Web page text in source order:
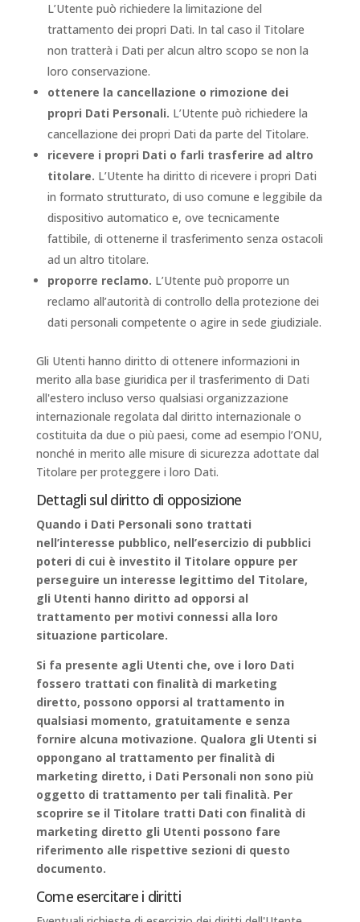
L’Utente può richiedere la limitazione del
trattamento dei propri Dati. In tal caso il Titolare
non tratterà i Dati per alcun altro scopo se non la
loro conservazione.
ottenere la cancellazione o rimozione dei
propri Dati Personali. L’Utente può richiedere la
cancellazione dei propri Dati da parte del Titolare.
ricevere i propri Dati o farli trasferire ad altro
titolare. L’Utente ha diritto di ricevere i propri Dati
in formato strutturato, di uso comune e leggibile da
dispositivo automatico e, ove tecnicamente
fattibile, di ottenerne il trasferimento senza ostacoli
ad un altro titolare.
proporre reclamo. L’Utente può proporre un
reclamo all’autorità di controllo della protezione dei
dati personali competente o agire in sede giudiziale.
Gli Utenti hanno diritto di ottenere informazioni in
merito alla base giuridica per il trasferimento di Dati
all'estero incluso verso qualsiasi organizzazione
internazionale regolata dal diritto internazionale o
costituita da due o più paesi, come ad esempio l’ONU,
nonché in merito alle misure di sicurezza adottate dal
Titolare per proteggere i loro Dati.
Dettagli sul diritto di opposizione
Quando i Dati Personali sono trattati
nell’interesse pubblico, nell’esercizio di pubblici
poteri di cui è investito il Titolare oppure per
perseguire un interesse legittimo del Titolare,
gli Utenti hanno diritto ad opporsi al
trattamento per motivi connessi alla loro
situazione particolare.
Si fa presente agli Utenti che, ove i loro Dati
fossero trattati con finalità di marketing
diretto, possono opporsi al trattamento in
qualsiasi momento, gratuitamente e senza
fornire alcuna motivazione. Qualora gli Utenti si
oppongano al trattamento per finalità di
marketing diretto, i Dati Personali non sono più
oggetto di trattamento per tali finalità. Per
scoprire se il Titolare tratti Dati con finalità di
marketing diretto gli Utenti possono fare
riferimento alle rispettive sezioni di questo
documento.
Come esercitare i diritti